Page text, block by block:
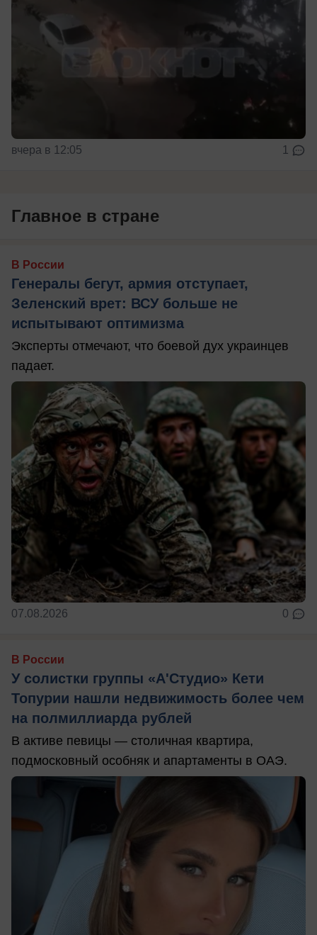
вчера в 12:05 1
Главное в стране
В России
Генералы бегут, армия отступает,
Зеленский врет: ВСУ больше не
испытывают оптимизма
Эксперты отмечают, что боевой дух украинцев
падает.
07.08.2026 0
В России
У солистки группы «А'Студио» Кети
Топурии нашли недвижимость более чем
на полмиллиарда рублей
В активе певицы — столичная квартира,
подмосковный особняк и апартаменты в ОАЭ.